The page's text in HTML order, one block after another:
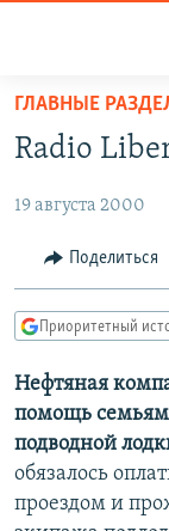
доступа
содержанию
Вернутся
навигации
Вернутся
поиску
ПРОГРАММЫ
АВТОРСКИЕ
ЦИТАТЫ
КУЛЬТУРА
IDEL.РЕАЛИИ
КАВКАЗ.РЕАЛИИ
СЕВЕР.РЕАЛИИ
ГЛАВНЫЕ
Radio
19 августа 2000
Поделиться
Приоритетный
Нефтяная
помощь
подводной
обязалось
проездом и